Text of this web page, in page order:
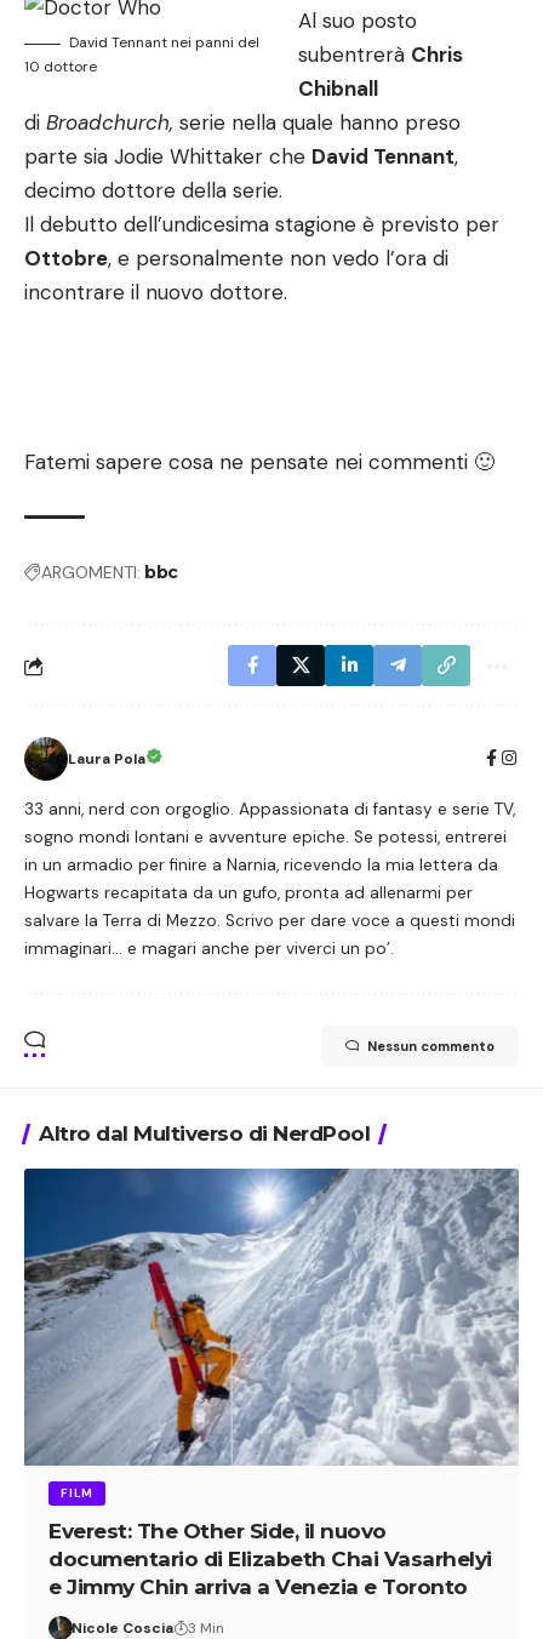
David Tennant nei panni del
10 dottore
Al suo posto
subentrerà Chris
Chibnall
di Broadchurch, serie nella quale hanno preso
parte sia Jodie Whittaker che David Tennant,
decimo dottore della serie.
Il debutto dell’undicesima stagione è previsto per
Ottobre, e personalmente non vedo l’ora di
incontrare il nuovo dottore.
Fatemi sapere cosa ne pensate nei commenti 🙂
ARGOMENTI: bbc
Laura Pola
33 anni, nerd con orgoglio. Appassionata di fantasy e serie TV,
sogno mondi lontani e avventure epiche. Se potessi, entrerei
in un armadio per finire a Narnia, ricevendo la mia lettera da
Hogwarts recapitata da un gufo, pronta ad allenarmi per
salvare la Terra di Mezzo. Scrivo per dare voce a questi mondi
immaginari… e magari anche per viverci un po’.
Nessun commento
Altro dal Multiverso di NerdPool
FILM
Everest: The Other Side, il nuovo
documentario di Elizabeth Chai Vasarhelyi
e Jimmy Chin arriva a Venezia e Toronto
Nicole Coscia 3 Min